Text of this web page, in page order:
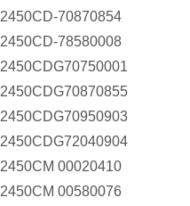
2450CD-70870854
2450CD-78580008
2450CDG70750001
2450CDG70870855
2450CDG70950903
2450CDG72040904
2450CM 00020410
2450CM 00580076